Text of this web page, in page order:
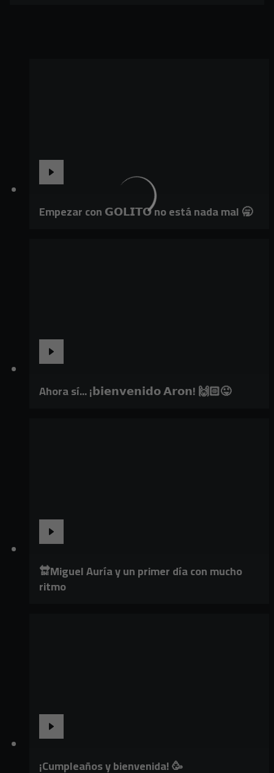
Empezar con 𝗚𝗢𝗟𝗜𝗧𝗢 no está nada mal 🥱
Ahora sí... ¡𝗯𝗶𝗲𝗻𝘃𝗲𝗻𝗶𝗱𝗼 𝗔𝗿𝗼𝗻! 🙌🏻😜
🔛Miguel Auría y un primer día con mucho
ritmo
¡Cumpleaños y bienvenida! 🥳